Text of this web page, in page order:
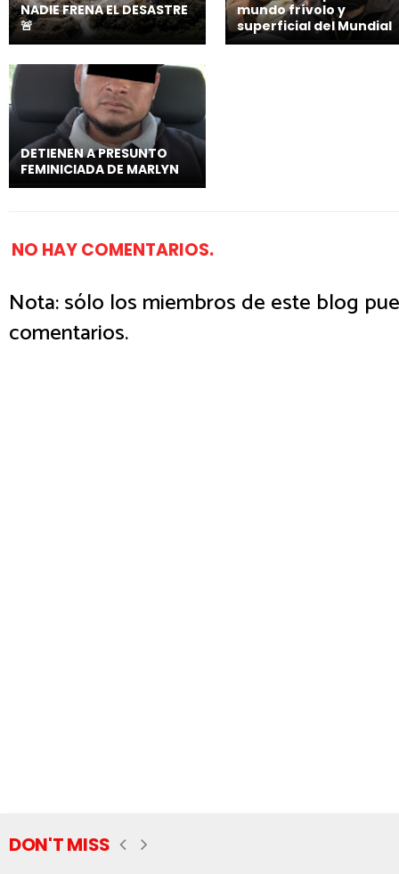
NADIE FRENA EL DESASTRE
🚨
mundo frívolo y
superficial del Mundial
DETIENEN A PRESUNTO
FEMINICIADA DE MARLYN
NO HAY COMENTARIOS.
Nota: sólo los miembros de este blog
comentarios.
DON'T MISS